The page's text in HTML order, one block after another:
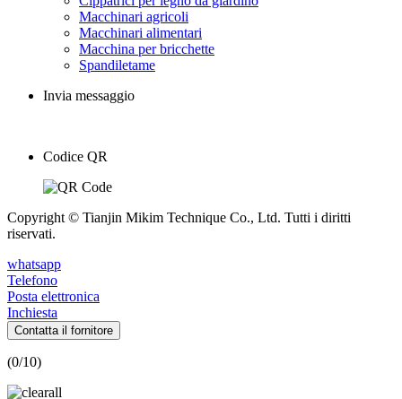
Macchinari agricoli
Macchinari alimentari
Macchina per bricchette
Spandiletame
Invia messaggio
Codice QR
Copyright © Tianjin Mikim Technique Co., Ltd. Tutti i diritti
riservati.
whatsapp
Telefono
Posta elettronica
Inchiesta
Contatta il fornitore
(0/10)